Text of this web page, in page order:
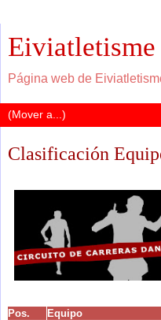
Eiviatletisme
Página web de
Clasificación
Pos. Equipo